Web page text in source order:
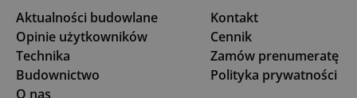
Aktualności budowlane
Opinie użytkowników
Technika
Budownictwo
O nas
Kontakt
Cennik
Zamów prenumeratę
Polityka prywatności